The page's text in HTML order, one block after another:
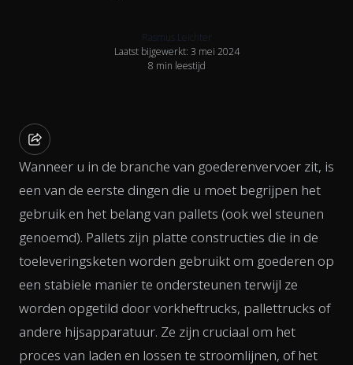
Rasmus Leichter
Laatst bijgewerkt: 3 mei 2024
8 min leestijd
Wanneer u in de branche van goederenvervoer zit, is
een van de eerste dingen die u moet begrijpen het
gebruik en het belang van pallets (ook wel steunen
genoemd). Pallets zijn platte constructies die in de
toeleveringsketen worden gebruikt om goederen op
een stabiele manier te ondersteunen terwijl ze
worden opgetild door vorkheftrucks, pallettrucks of
andere hijsapparatuur. Ze zijn cruciaal om het
proces van laden en lossen te stroomlijnen, of het